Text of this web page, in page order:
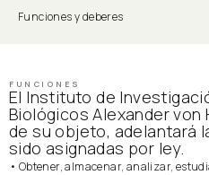
Funciones y deberes
FUNCIONES
El Instituto de
Biológicos Alexander
de su objeto, adelantará
sido asignadas por ley.
• Obtener, almacenar, analizar,